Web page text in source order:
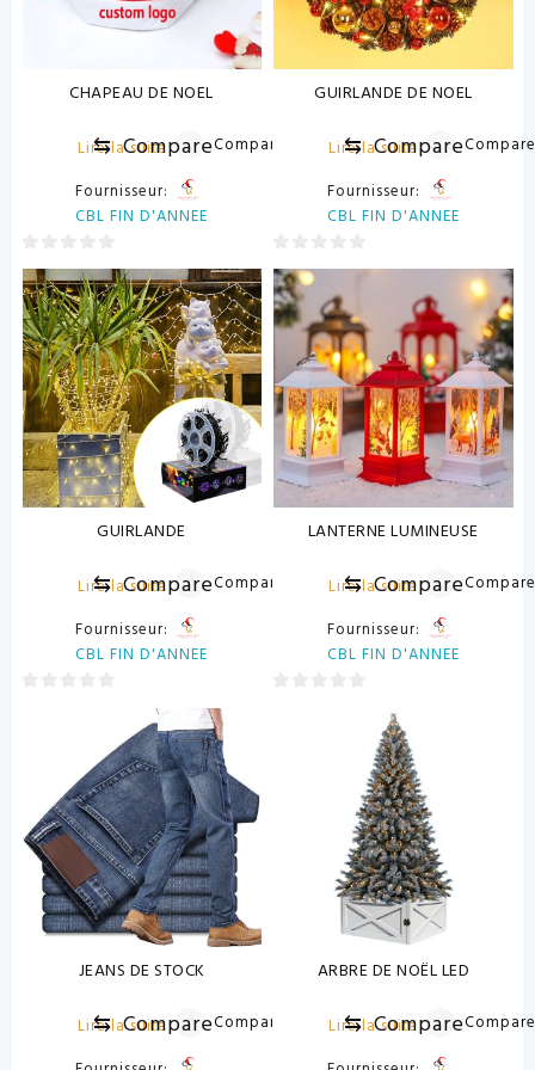
CHAPEAU DE NOEL
Lire la suite
⇆ CompareCompare
Fournisseur:
CBL FIN D'ANNEE
0
sur
5
GUIRLANDE DE NOEL
Lire la suite
⇆ Compare
Fournisseur:
CBL FIN D'ANNEE
0
sur
5
GUIRLANDE
Lire la suite
⇆ CompareCompare
Fournisseur:
CBL FIN D'ANNEE
LANTERNE LUMINEUSE
Lire la suite
⇆ Compare
Fournisseur:
CBL FIN D'ANNEE
JEANS DE STOCK
Lire la suite
⇆ CompareCompare
ARBRE DE NOËL LED
Lire la suite
⇆ Compare